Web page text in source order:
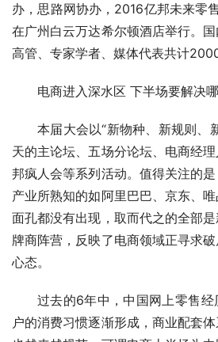
办，思路网协办，2016亿邦未来零
在广州白云万达希尔顿酒店举行。
高管、专家学者、媒体代表共计
电商进入深水区 下半场要解决
本届大会以“新物种、新规则、
天的主论坛、五场分论坛、电商经
邦疯人会等系列活动。值得关注的
产业所熟知的如阿里巴巴、京东、
面孔都没有出现，取而代之的全部
牌商阵营，反映了电商领域正寻求
心态。
过去的6年中，中国网上零售
户的消费习惯逐渐形成，商业配套